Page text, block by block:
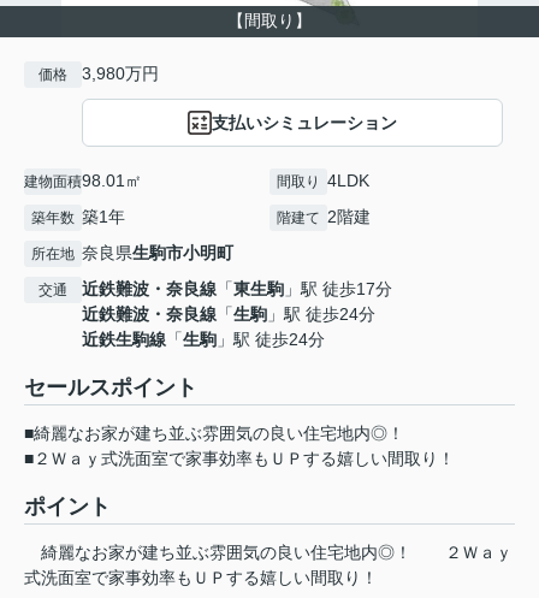
【間取り】
価格 3,980万円
支払いシミュレーション
建物面積98.01㎡ 間取り 4LDK
築年数 築1年 階建て 2階建
所在地 奈良県生駒市小明町
交通 近鉄難波・奈良線 「東生駒 」駅 徒歩17分
近鉄難波・奈良線 「生駒 」駅 徒歩24分
近鉄生駒線 「生駒 」駅 徒歩24分
セールスポイント
■綺麗なお家が建ち並ぶ雰囲気の良い住宅地内◎！
■２Ｗａｙ式洗面室で家事効率もＵＰする嬉しい間取り！
ポイント
綺麗なお家が建ち並ぶ雰囲気の良い住宅地内◎！
２Ｗａｙ
式洗面室で家事効率もＵＰする嬉しい間取り！